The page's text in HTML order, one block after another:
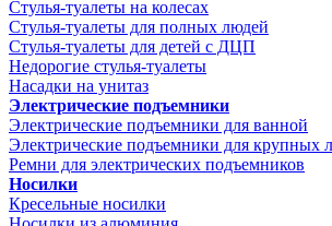
Стулья-туалеты на колесах
Стулья-туалеты для полных людей
Стулья-туалеты для детей с ДЦП
Недорогие стулья-туалеты
Насадки на унитаз
Электрические подъемники
Электрические подъемники для ванной
Электрические подъемники для крупных
Ремни для электрических подъемников
Носилки
Кресельные носилки